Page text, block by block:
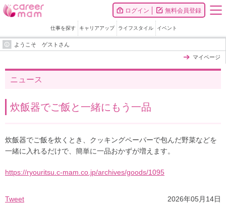
ログイン 無料会員登録
仕事を探す キャリアアップ ライフスタイル イベント
ようこそ ゲストさん
マイページ
ニュース
炊飯器でご飯と一緒にもう一品
炊飯器でご飯を炊くとき、クッキングペーパーで包んだ野菜などを
一緒に入れるだけで、簡単に一品おかずが増えます。
https://ryouritsu.c-mam.co.jp/archives/goods/1095
Tweet 2026年05月14日